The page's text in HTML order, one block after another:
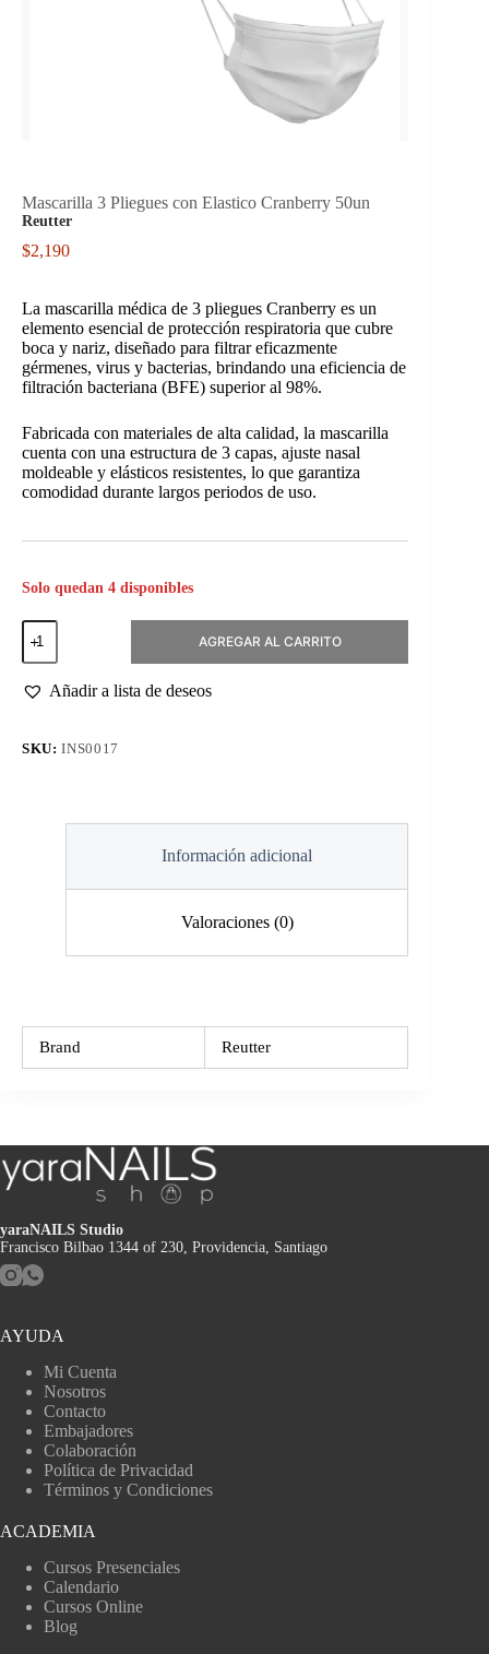
Mascarilla 3 Pliegues con Elastico Cranberry 50un
Reutter
$2,190
La mascarilla médica de 3 pliegues Cranberry es un
elemento esencial de protección respiratoria que cubre
boca y nariz, diseñado para filtrar eficazmente
gérmenes, virus y bacterias, brindando una eficiencia de
filtración bacteriana (BFE) superior al 98%.
Fabricada con materiales de alta calidad, la mascarilla
cuenta con una estructura de 3 capas, ajuste nasal
moldeable y elásticos resistentes, lo que garantiza
comodidad durante largos periodos de uso.
Solo quedan 4 disponibles
Mascarilla
Pliegues
con
Elastico
cantidad
AGREGAR AL CARRITO
Añadir a lista de deseos
SKU:INS0017
Información adicional
Valoraciones (0)
Brand Reutter
yaraNAILS Studio
Francisco Bilbao 1344 of 230, Providencia, Santiago
AYUDA
Mi Cuenta
Nosotros
Contacto
Embajadores
Colaboración
Política de Privacidad
Términos y Condiciones
ACADEMIA
Cursos Presenciales
Calendario
Cursos Online
Blog